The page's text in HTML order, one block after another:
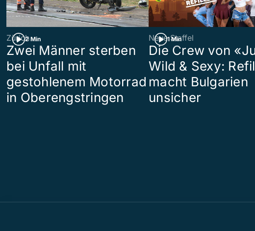
2 Min
Zürich
Zwei Männer sterben
bei Unfall mit
gestohlenem Motorrad
in Oberengstringen
1 Min
Neue Staffel
Die Crew von
Wild & Sexy:
macht Bulgarien
unsicher